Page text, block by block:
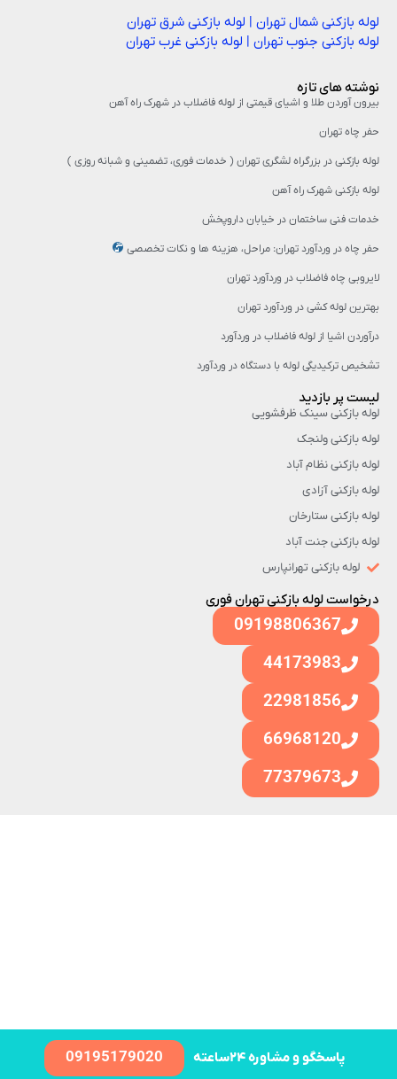
لوله بازکنی شمال تهران | لوله بازکنی شرق تهران
لوله بازکنی جنوب تهران | لوله بازکنی غرب تهران
نوشته های تازه
بیرون آوردن طلا و اشیای قیمتی از لوله فاضلاب در شهرک راه‌ آهن
حفر چاه تهران
لوله بازکنی در بزرگراه لشگری تهران ( خدمات فوری، تضمینی و شبانه روزی )
لوله بازکنی شهرک راه آهن
خدمات فنی ساختمان در خیابان داروپخش
حفر چاه در وردآورد تهران: مراحل، هزینه‌ ها و نکات تخصصی
لایروبی چاه فاضلاب در وردآورد تهران
بهترین لوله کشی در وردآورد تهران
درآوردن اشیا از لوله فاضلاب در وردآورد
تشخیص ترکیدیگی لوله با دستگاه در وردآورد
لیست پر بازدید
لوله بازکنی سینک ظرفشویی
لوله بازکنی ولنجک
لوله بازکنی نظام آباد
لوله بازکنی آزادی
لوله بازکنی ستارخان
لوله بازکنی جنت آباد
لوله بازکنی تهرانپارس
درخواست لوله بازکنی تهران فوری
09198806367
44173983
22981856
66968120
77379673
پاسخگو و مشاوره ۲۴ساعته 09195179020